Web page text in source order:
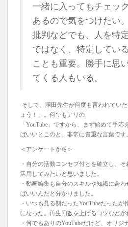
一緒に入ってもチェッ
あるので気をつけたい。
批判などでも、人を特
ではなく、特定してい
ことも重要。勝手に思
てくる人もいる。
そして、澤田先生が何度も言われてい
ょう！」。何でもアリの
「YouTube」ですから、まず始めて手
ばいいとこのと。非常に貴重な言葉です。
＜アンケートから＞
・自分の活動コンセプ付とを確立し、
活用してみたいと思いました。
・動画編集も自分のスキルや知識に合
ばいいんだと分かりました。
・いつも見る側だったYouTubeだった
になった。再生回数を上げるコツなどが
・何でもありのYouTubeだけど、オリ